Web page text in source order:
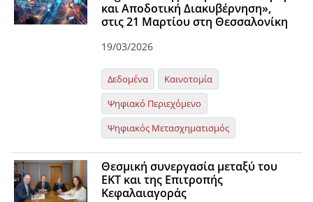
και Αποδοτική Διακυβέρνηση»,
στις 21 Μαρτίου στη Θεσσαλονίκη
19/03/2026
Δεδομένα
Καινοτομία
Ψηφιακό Περιεχόμενο
Ψηφιακός Μετασχηματισμός
Θεσμική συνεργασία μεταξύ του
EKT και της Επιτροπής
Κεφαλαιαγοράς